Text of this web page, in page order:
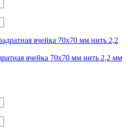
ячейка 70х70 мм нить 2,2 мм